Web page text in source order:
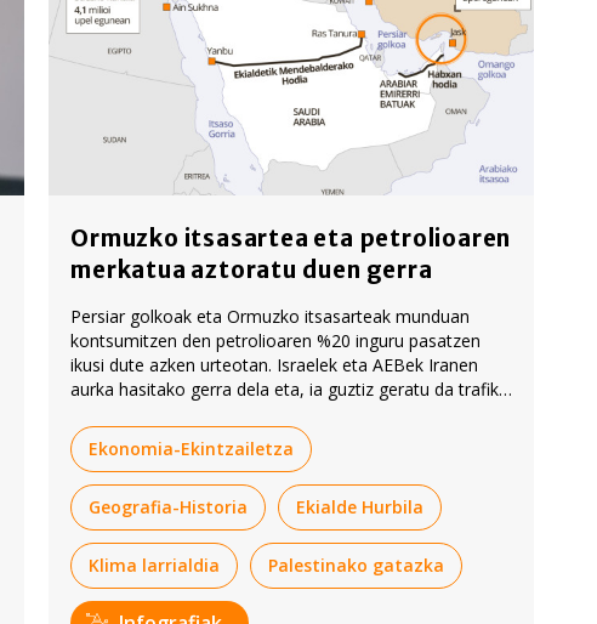
Ormuzko itsasartea eta petrolioaren
merkatua aztoratu duen gerra
Persiar golkoak eta Ormuzko itsasarteak munduan
kontsumitzen den petrolioaren %20 inguru pasatzen
ikusi dute azken urteotan. Israelek eta AEBek Iranen
aurka hasitako gerra dela eta, ia guztiz geratu da trafiko
ondorioak azaltzen saiatu gara, zenbait gakoren bidez.
Ekonomia-Ekintzailetza
Geografia-Historia Ekialde Hurbila
Klima larrialdia Palestinako gatazka